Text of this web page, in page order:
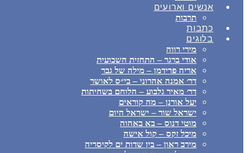
אנשים וארועים
תרבות
כתבות
בלוגים
מירי רווה
אודי ברגר – התחזית השבועית
אריה פרידמן – מילה של גבר
דר׳ אמנה אהרוני – בי״ס לאושר
דר׳ מאיר גלבוע – הלוחם בשחיתות
יעל אורנן – מה קוראים
ישראל שור – ישראל היום
מוטי דנוס – בא באהוה
מיכל זקס – קול אישה
מירב ראון – בין שדות ים לקיסריה